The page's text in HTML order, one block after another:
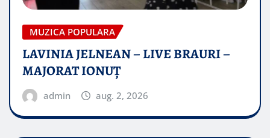
MUZICA POPULARA
LAVINIA JELNEAN – LIVE BRAURI –
MAJORAT IONUŢ
admin aug. 2, 2026